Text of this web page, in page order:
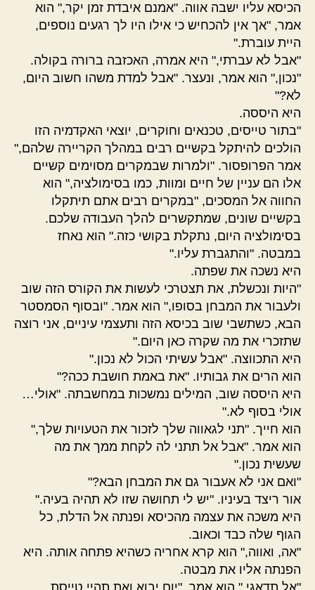
הכיסא עליו ישבה אווה. "אמנם איבדת זמן יקר," הוא
אמר, "אך אין להכחיש כי אילו היו לך רגעים נוספים,
היית עוברת."
"אבל לא עברתי," היא אמרה, האכזבה ברורה בקולה.
"נכון," הוא אמר, ונעצר. "אבל למדת משהו חשוב היום,
לא?"
היא היססה.
"בתור טייסים, טכנאים וחוקרים, יוצאי האקדמיה הזו
הולכים להיתקל בקשיים רבים במהלך הקריירה שלהם,"
אמר הפרופסור. "ולמרות שבמקרים מסוימים קשיים
אלו הם עניין של חיים ומוות, כמו בסימולציה," הוא
החווה אל המסכים, "במקרים רבים אתם תיתקלו
בקשיים שונים, שמתקשרים להלך העבודה שלכם.
בסימולציה היום, נתקלת בקושי כזה." הוא נאחז
במבטה. "והתגברת עליו."
היא נשכה את שפתה.
"היות ונכשלת, את תצטרכי לעשות את הקורס הזה שוב
ולעבור את המבחן בסופו," הוא אמר. "ובסוף הסמסטר
הבא, כשתשבי שוב בכיסא הזה ותעצמי עיניים, אני רוצה
שתזכרי את מה שקרה כאן היום."
היא התכווצה. "אבל עשיתי הכול לא נכון."
הוא הרים את גבותיו. "את באמת חושבת ככה?"
היא היססה שוב, המילים נמשכות במחשבתה. "אולי…
אולי בסוף לא."
הוא חייך. "תני לגאווה שלך לזכור את הטעויות שלך,"
הוא אמר. "אבל אל תתני לה לקחת ממך את מה
שעשית נכון."
"ואם אני לא אעבור גם את המבחן הבא?"
אור ריצד בעיניו. "יש לי תחושה שזו לא תהיה בעיה."
היא משכה את עצמה מהכיסא ופנתה אל הדלת, כל
הגוף שלה כבד וכאוב.
"אה, ואווה," הוא קרא אחריה כשהיא פתחה אותה. היא
הפנתה אליו את מבטה.
"אל תדאגי," הוא אמר. "יום יבוא ואת תהיי טייסת